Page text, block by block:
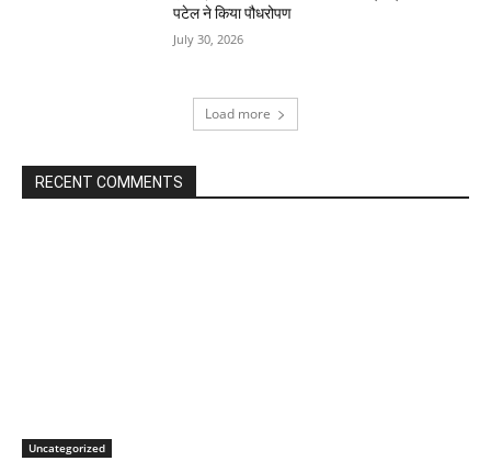
पटेल ने किया पौधरोपण
July 30, 2026
Load more
RECENT COMMENTS
Uncategorized